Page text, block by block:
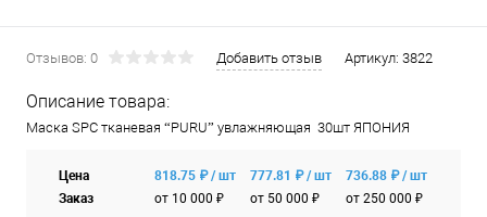
Отзывов: 0 Добавить отзыв Артикул: 3822
Описание товара:
Маска SPC тканевая “PURU” увлажняющая 30шт ЯПОНИЯ
Цена
Заказ
818.75 ₽ / шт
от 10 000 ₽
777.81 ₽ / шт
от 50 000 ₽
736.88 ₽ / шт
от 250 000 ₽